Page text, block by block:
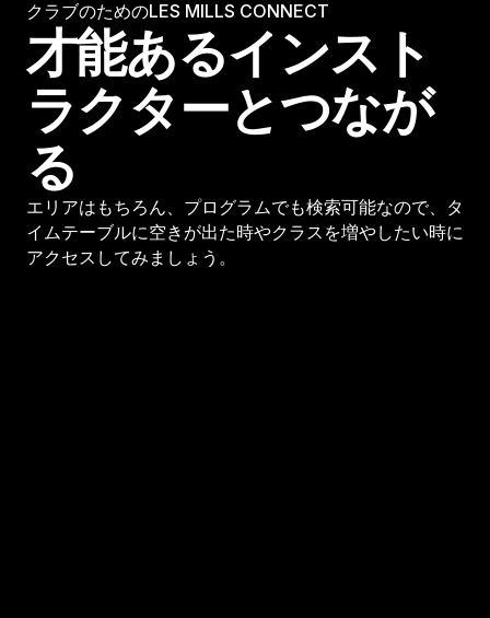
クラブのためのLES MILLS CONNECT
才能あるインスト
ラクターとつなが
る
エリアはもちろん、プログラムでも検索可能なので、タ
イムテーブルに空きが出た時やクラスを増やしたい時に
アクセスしてみましょう。